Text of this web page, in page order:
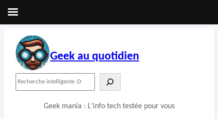
contenu
Geek au quotidien
Geek mania : L'info tech testée pour vous